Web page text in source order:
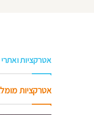
אטרקציות ואתרי
אטרקציות